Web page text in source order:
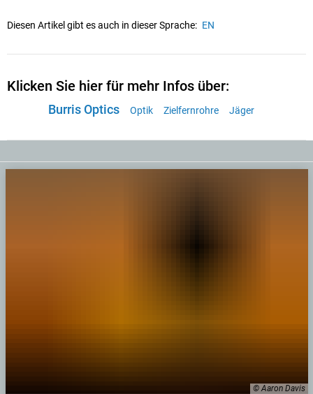
Diesen Artikel gibt es auch in dieser Sprache: EN
Klicken Sie hier für mehr Infos über:
Burris Optics Optik Zielfernrohre Jäger
© Aaron Davis